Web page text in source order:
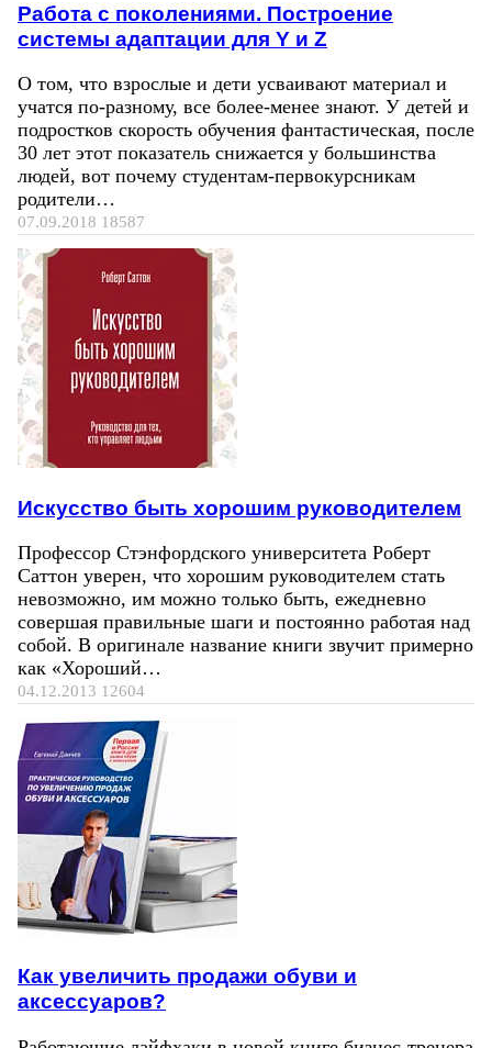
Работа с поколениями. Построение
системы адаптации для Y и Z
О том, что взрослые и дети усваивают материал и
учатся по-разному, все более-менее знают. У детей и
подростков скорость обучения фантастическая, после
30 лет этот показатель снижается у большинства
людей, вот почему студентам-первокурсникам
родители…
07.09.2018 18587
Искусство быть хорошим руководителем
Профессор Стэнфордского университета Роберт
Саттон уверен, что хорошим руководителем стать
невозможно, им можно только быть, ежедневно
совершая правильные шаги и постоянно работая над
собой. В оригинале название книги звучит примерно
как «Хороший…
04.12.2013 12604
Как увеличить продажи обуви и
аксессуаров?